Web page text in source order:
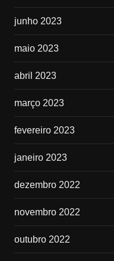
junho 2023
maio 2023
abril 2023
março 2023
fevereiro 2023
janeiro 2023
dezembro 2022
novembro 2022
outubro 2022